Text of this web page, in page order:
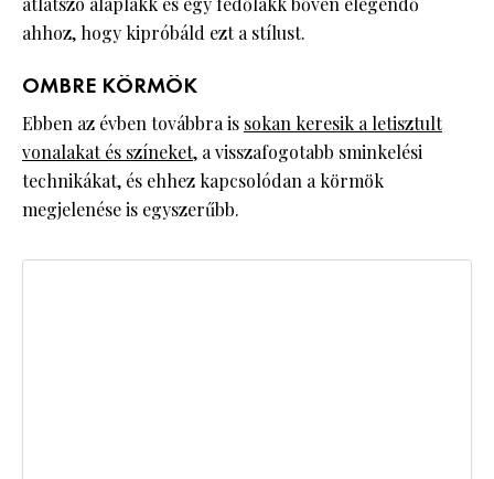
ahhoz, hogy kipróbáld ezt a stílust.
OMBRE KÖRMÖK
Ebben az évben továbbra is sokan keresik a letisztult
vonalakat és színeket, a visszafogotabb sminkelési
technikákat, és ehhez kapcsolódan a körmök
megjelenése is egyszerűbb.